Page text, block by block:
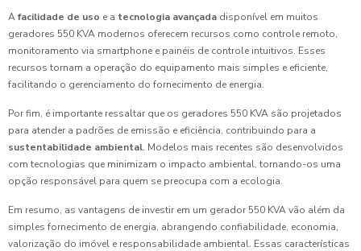
Afacilidade de uso e a tecnologia avançada disponível em muitos
geradores 550 KVA modernos oferecem recursos como controle remoto,
monitoramento via smartphone e painéis de controle intuitivos. Esses
recursos tornam a operação do equipamento mais simples e eficiente,
facilitando o gerenciamento do fornecimento de energia.
Por fim, é importante ressaltar que os geradores 550 KVA são projetados
para atender a padrões de emissão e eficiência, contribuindo para a
sustentabilidade ambiental. Modelos mais recentes são desenvolvidos
com tecnologias que minimizam o impacto ambiental, tornando-os uma
opção responsável para quem se preocupa com a ecologia.
Em resumo, as vantagens de investir em um gerador 550 KVA vão além da
simples fornecimento de energia, abrangendo confiabilidade, economia,
valorização do imóvel e responsabilidade ambiental. Essas características